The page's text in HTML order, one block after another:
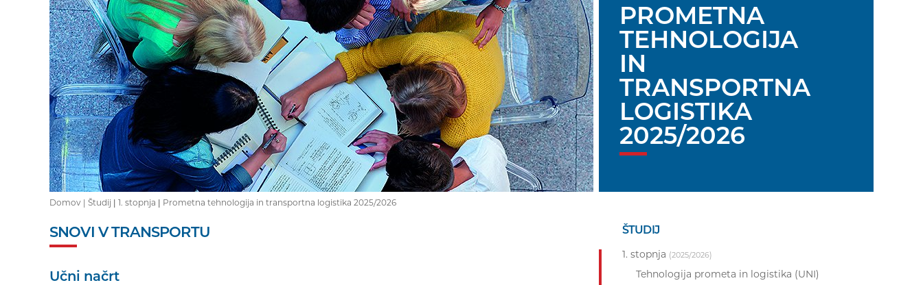
PROMETNA
TEHNOLOGIJA
IN
TRANSPORTNA
LOGISTIKA
2025/2026
Domov | Študij | 1. stopnja | Prometna tehnologija in transportna logistika 2025/2026
SNOVI V TRANSPORTU
Učni načrt
ŠTUDIJ
1. stopnja (2025/2026)
Tehnologija prometa in logistika (UNI)